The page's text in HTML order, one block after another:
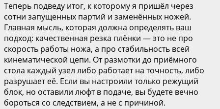
Теперь подведу итог, к которому я пришёл через
сотни запущенных партий и заменённых ножей.
Главная мысль, которая должна определять ваш
подход: качественная резка плёнки — это не про
скорость работы ножа, а про стабильность всей
кинематической цепи. От размотки до приёмного
стола каждый узел либо работает на точность, либо
разрушает её. Если вы настроили только режущий
блок, но оставили люфт в подаче, вы будете вечно
бороться со следствием, а не с причиной.